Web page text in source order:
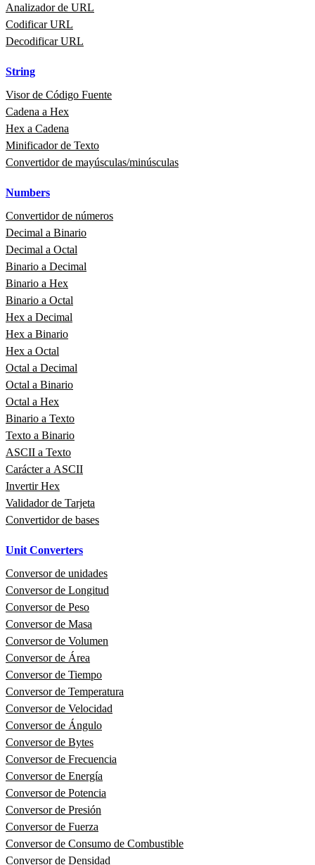
Analizador de URL
Codificar URL
Decodificar URL
String
Visor de Código Fuente
Cadena a Hex
Hex a Cadena
Minificador de Texto
Convertidor de mayúsculas/minúsculas
Numbers
Convertidor de números
Decimal a Binario
Decimal a Octal
Binario a Decimal
Binario a Hex
Binario a Octal
Hex a Decimal
Hex a Binario
Hex a Octal
Octal a Decimal
Octal a Binario
Octal a Hex
Binario a Texto
Texto a Binario
ASCII a Texto
Carácter a ASCII
Invertir Hex
Validador de Tarjeta
Convertidor de bases
Unit Converters
Conversor de unidades
Conversor de Longitud
Conversor de Peso
Conversor de Masa
Conversor de Volumen
Conversor de Área
Conversor de Tiempo
Conversor de Temperatura
Conversor de Velocidad
Conversor de Ángulo
Conversor de Bytes
Conversor de Frecuencia
Conversor de Energía
Conversor de Potencia
Conversor de Presión
Conversor de Fuerza
Conversor de Consumo de Combustible
Conversor de Densidad